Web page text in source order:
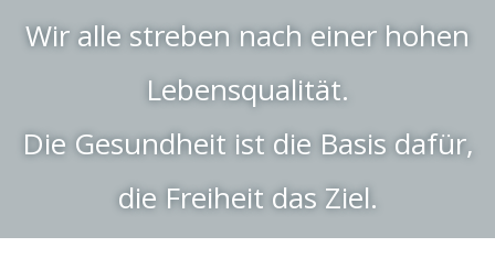
Wir alle streben nach einer hohen
Lebensqualität.
Die Gesundheit ist die Basis dafür,
die Freiheit das Ziel.